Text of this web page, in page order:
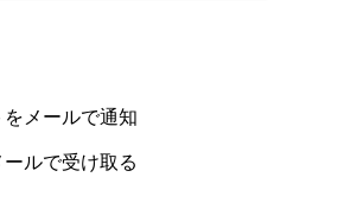
メールで通知
ルで受け取る